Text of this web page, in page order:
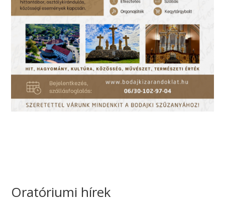
Oratóriumi hírek